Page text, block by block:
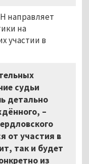
направляет
на
участии в
судьи
детально
–
от участия в
так и будет
из